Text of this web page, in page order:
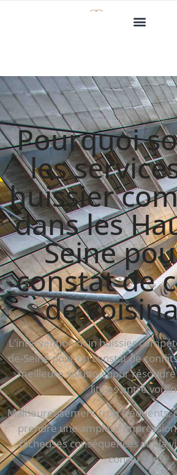
Pourquoi
les
huissier
dans les
Seine
constat de
de
L’intervention d’un huissier
de-Seine pour un constat de
meilleure solution pour résoudre
litiges entre
Malheureusement trop fréquents,
prendre une ampleur
fâcheuses conséquences sur la
concernées.